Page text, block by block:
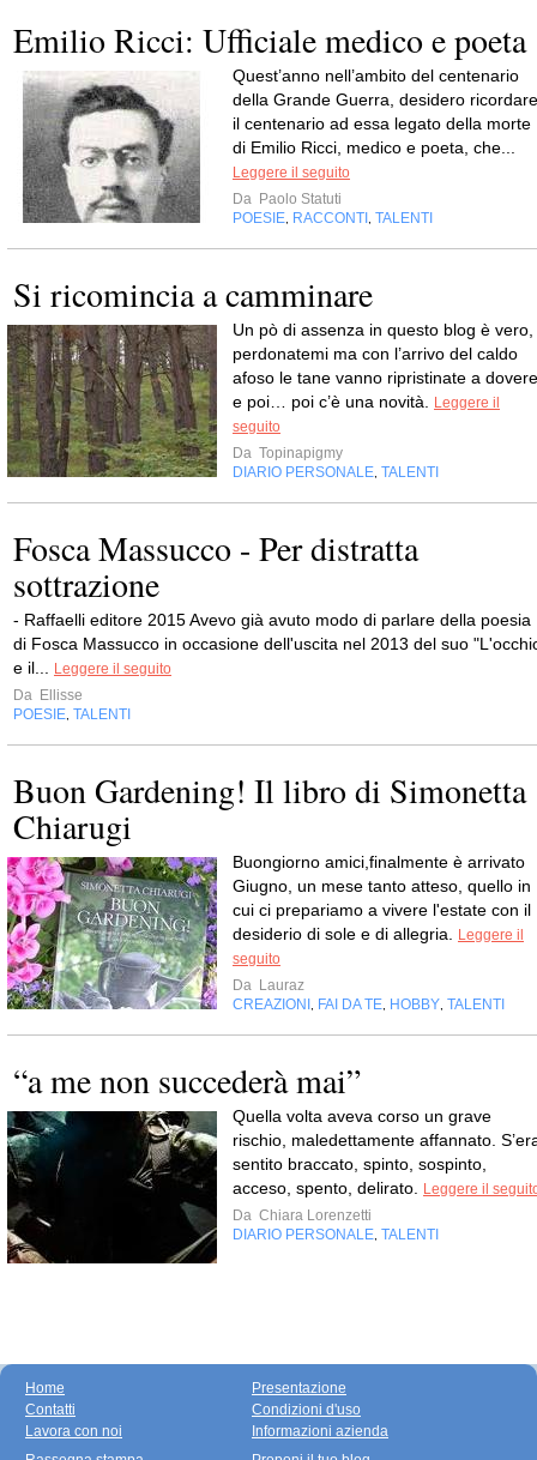
Emilio Ricci: Ufficiale medico e poeta
Quest’anno nell’ambito del centenario
della Grande Guerra, desidero ricordare
il centenario ad essa legato della morte
di Emilio Ricci, medico e poeta, che...
Leggere il seguito
Da Paolo Statuti
POESIE RACCONTI TALENTI
Si ricomincia a camminare
Un pò di assenza in questo blog è vero,
perdonatemi ma con l’arrivo del caldo
afoso le tane vanno ripristinate a dovere
e poi… poi c’è una novità.
Leggere il
seguito
Da Topinapigmy
DIARIO PERSONALE TALENTI
Fosca Massucco - Per distratta
sottrazione
- Raffaelli editore 2015 Avevo già avuto modo di parlare della poesia
di Fosca Massucco in occasione dell'uscita nel 2013 del suo
e il...
Leggere il seguito
Da Ellisse
POESIE TALENTI
Buon Gardening! Il libro di Simonetta
Chiarugi
Buongiorno amici,finalmente è arrivato
Giugno, un mese tanto atteso, quello in
cui ci prepariamo a vivere l'estate con il
desiderio di sole e di allegria.
Leggere il
seguito
Da Lauraz
CREAZIONI
FAI DA TE HOBBY TALENTI
“a me non succederà mai”
Quella volta aveva corso un grave
rischio, maledettamente affannato.
sentito braccato, spinto, sospinto,
acceso, spento, delirato.
Leggere il
Da Chiara Lorenzetti
DIARIO PERSONALE TALENTI
Home
Contatti
Lavora con noi
Presentazione
Condizioni d'uso
Informazioni azienda